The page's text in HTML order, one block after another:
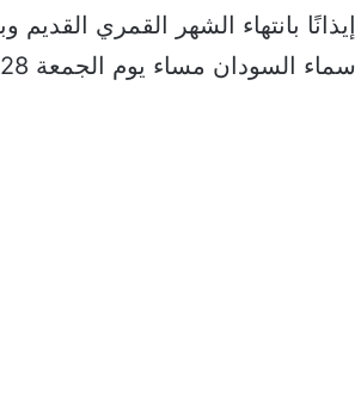
إيذانًا بانتهاء الشهر القمري
سماء السودان مساء يوم الجمعة 28 فبراير.